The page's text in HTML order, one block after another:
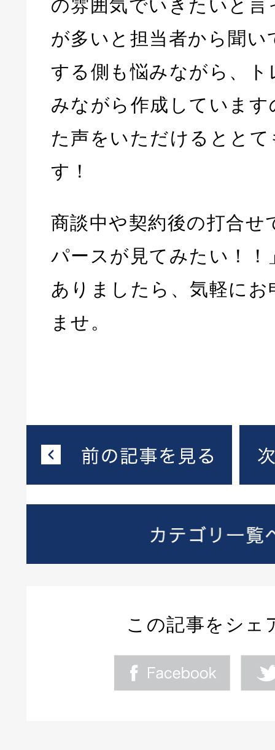
の雰囲気でいきたいと
が多いと担当者から聞い
する側も悩みながら、
みながら作成していま
た声をいただけるとと
す！
商談中や契約後の打合せ
パースが見てみたい！！
ありましたら、気軽に
ませ。
この記事をシェ